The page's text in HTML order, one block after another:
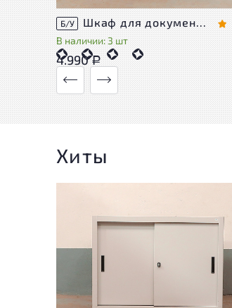
Б/У
В наличии: 3 шт
4.990Р
Хиты